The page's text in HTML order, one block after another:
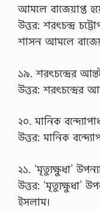
আমলে বাজেয়াপ্ত
উত্তর: শরৎচন্দ্র
শাসন আমলে
১৯. শরৎচন্দ্রের
উত্তর: শরৎচন্দ্রের
২০. মানিক
উত্তর: মানিক
২১. ‘মৃত্যুক্ষুধা’
উত্তর: ‘মৃত্যুক্ষুধা’
ইসলাম।